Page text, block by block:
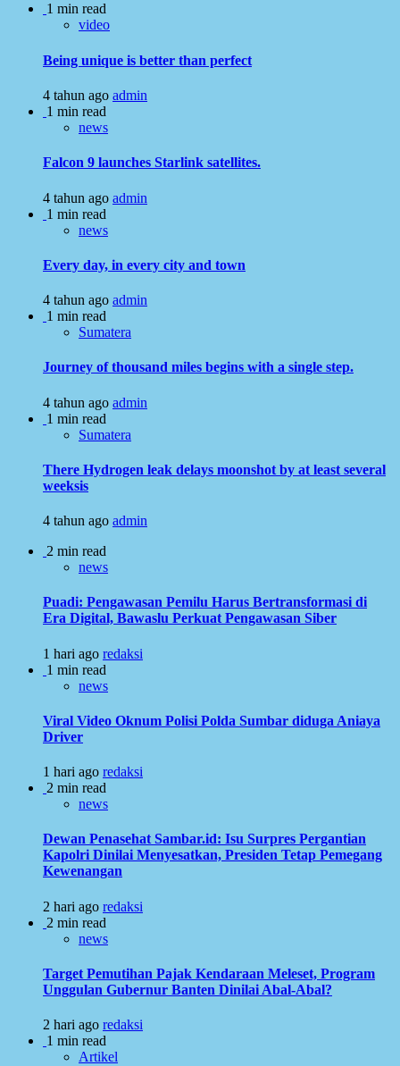
1 min read
video
Being unique is better than perfect
4 tahun ago admin
1 min read
news
Falcon 9 launches Starlink satellites.
4 tahun ago admin
1 min read
news
Every day, in every city and town
4 tahun ago admin
1 min read
Sumatera
Journey of thousand miles begins with a single step.
4 tahun ago admin
1 min read
Sumatera
There Hydrogen leak delays moonshot by at least several
weeksis
4 tahun ago admin
2 min read
news
Puadi: Pengawasan Pemilu Harus Bertransformasi di
Era Digital, Bawaslu Perkuat Pengawasan Siber
1 hari ago redaksi
1 min read
news
Viral Video Oknum Polisi Polda Sumbar diduga Aniaya
Driver
1 hari ago redaksi
2 min read
news
Dewan Penasehat Sambar.id: Isu Surpres Pergantian
Kapolri Dinilai Menyesatkan, Presiden Tetap Pemegang
Kewenangan
2 hari ago redaksi
2 min read
news
Target Pemutihan Pajak Kendaraan Meleset, Program
Unggulan Gubernur Banten Dinilai Abal-Abal?
2 hari ago redaksi
1 min read
Artikel